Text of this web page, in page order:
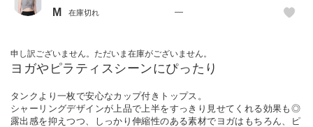
M 在庫切れ —
申し訳ございません。ただいま在庫がございません。
ヨガやピラティスシーンにぴったり
タンクより一枚で安心なカップ付きトップス。
シャーリングデザインが上品で上半をすっきり見せてくれる効果も◎
露出感を抑えつつ、しっかり伸縮性のある素材でヨガはもちろん、ピ